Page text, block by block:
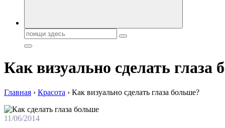
Поиск:
Как визуально сделать глаза
Главная › Красота › Как визуально сделать глаза больше?
11/06/2014